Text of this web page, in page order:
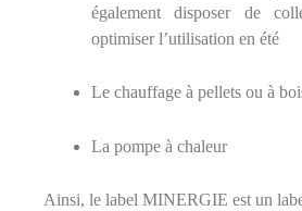
également disposer de
optimiser l’utilisation en été
Le chauffage à pellets ou à
La pompe à chaleur
Ainsi, le label MINERGIE est un